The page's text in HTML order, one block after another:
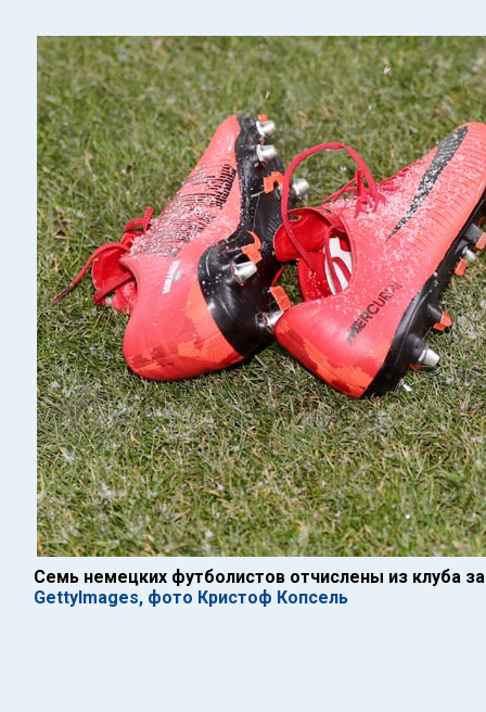
Семь немецких футболистов отчислены из клуба
GettyImages, фото Кристоф Копсель